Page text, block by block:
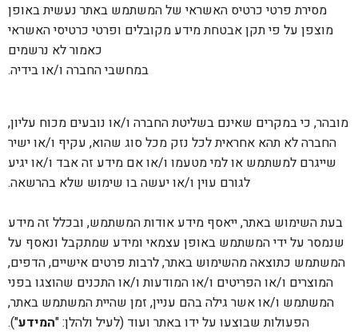
מסירת פרטי כרטיס האשראי של המשתמש באתר נעשית באופן
מוצפן על פי תקן אבטחת מידע מקובלים ופרטי כרטיסי האשראי
כאמור לא נרשמים
במחשבי החברה ו/או בידיה.
מובהר, כי במקרים שאינם בשליטת החברה ו/או נובעים מכוח עליון,
החברה לא תהא אחראית לכל נזק מכל סוג שהוא, עקיף ו/או ישיר
שייגרם למשתמש או למי מטעמו ו/או אם מידע זה אבד ו/או יגיע
לגורם עוין ו/או יעשה בו שימוש שלא בהרשאה.
בעת השימוש באתר, ייאסף מידע אודות המשתמש, ובכלל זה מידע
שנמסר על ידי המשתמש באופן עצמאי ומידע שמתקבל ונאסף על
המשתמש כתוצאה מהשימוש באתר, לרבות פרטים אישיים, הדפים,
המוצרים ו/או הפריטים ו/או המודעות ו/או התכנים שהוצגו בפני
המשתמש ו/או אשר גילה בהם עניין, זמן שהיית המשתמש באתר,
הפעולות שבוצעו על ידו באתר ועוד (לעיל ולהלן: "המידע").